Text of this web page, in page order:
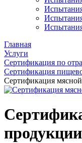
Главная
Услуги
Сертификация по
Сертификация
Сертификация